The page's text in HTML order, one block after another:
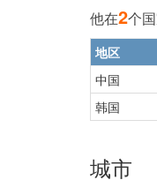
他在2个
地区
中国
韩国
城市